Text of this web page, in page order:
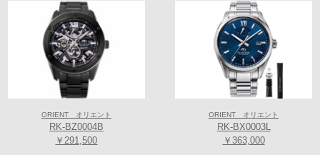
べての点で”輝ける星”と呼ばれる機械式時計を作りたい、そんな職人たち
の願いが「オリエントスター」の名には込められています。オリエント
時計の象徴とも言える機械式ムーブメント「46系」。その誕生は1971年
に遡ります。以来、基幹キャリバーとして生産を続け、最盛期には月産
で50万個を達成。これまでの総生産量は1億個を突破しています。単一の
キャリバーで、これだけ長く生産されているものは、世界中探しても極
めて稀なのではないでしょうか。そして、1996年には機械式ムーブメン
トならではの「パワーリザーブ機能」。その後、「ワールドタイム機
能」、「GMT機能」を順次リリース。今日に至るまで、持つ方の興味を
そそるような機構を付加すべく、開発を継続してまいりました。「星は
まわり続ける」輝ける星はこれからも、皆様の腕元を輝かせるべく、ま
ORIENT オリエント
RK-BZ0004B
￥291,500
ORIENT オリエント
RK-BX0003L
￥363,000